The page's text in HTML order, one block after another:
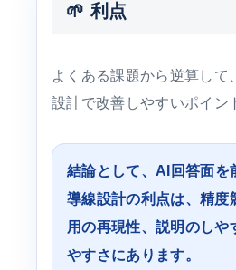
🌱 利点
よくある課題から逆算して
設計で改善しやすいポイン
結論として、AI回答面を
導線設計の利点は、精度
用の再現性、説明のしや
やすさにあります。